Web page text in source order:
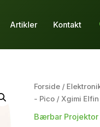
Artikler Kontakt
Forside/
- Pico/ Xgimi Elfin
Bærbar Projektor